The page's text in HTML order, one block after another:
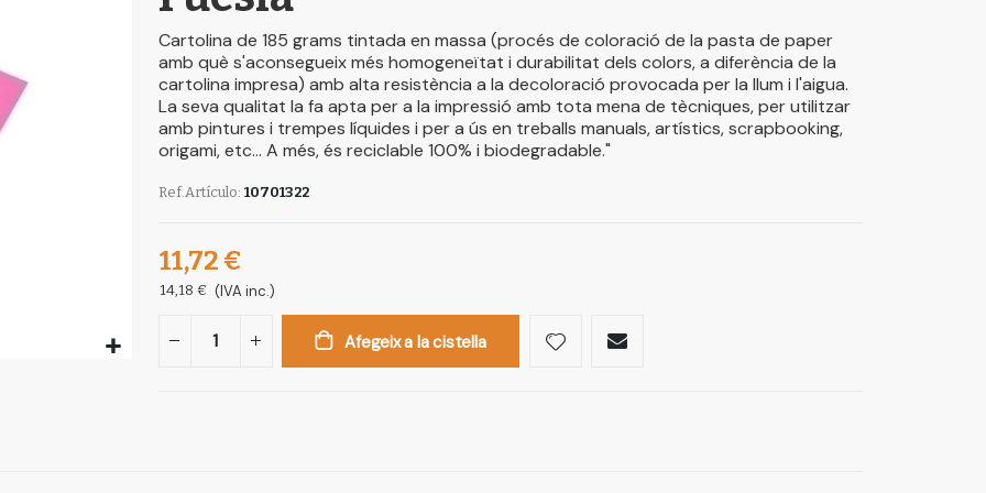
Cartolina de 185 grams tintada en massa (procés de coloració de la pasta de paper
amb què s'aconsegueix més homogeneïtat i durabilitat dels colors, a diferència de la
cartolina impresa) amb alta resistència a la decoloració provocada per la llum i l'aigua.
La seva qualitat la fa apta per a la impressió amb tota mena de tècniques, per utilitzar
amb pintures i trempes líquides i per a ús en treballs manuals, artístics, scrapbooking,
origami, etc... A més, és reciclable 100% i biodegradable."
Ref.Artículo 10701322
11,72 €
14,18 € (IVA inc.)
Afegeix a la cistella